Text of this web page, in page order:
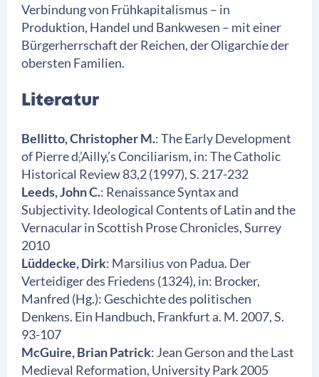
Verbindung von Frühkapitalismus – in
Produktion, Handel und Bankwesen – mit einer
Bürgerherrschaft der Reichen, der Oligarchie der
obersten Familien.
Literatur
Bellitto, Christopher M.: The Early Development
of Pierre d‚’Ailly‚’s Conciliarism, in: The Catholic
Historical Review 83,2 (1997), S. 217-232
Leeds, John C.: Renaissance Syntax and
Subjectivity. Ideological Contents of Latin and the
Vernacular in Scottish Prose Chronicles, Surrey
2010
Lüddecke, Dirk: Marsilius von Padua. Der
Verteidiger des Friedens (1324), in: Brocker,
Manfred (Hg.): Geschichte des politischen
Denkens. Ein Handbuch, Frankfurt a. M. 2007, S.
93-107
McGuire, Brian Patrick: Jean Gerson and the Last
Medieval Reformation, University Park 2005